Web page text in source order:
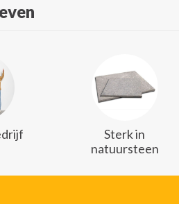
Sterk in
natuursteen